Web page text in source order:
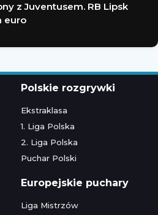
z Juventusem. RB Lipsk
euro
Polskie rozgrywki
Ekstraklasa
1. Liga Polska
2. Liga Polska
Puchar Polski
Europejskie puchary
Liga Mistrzów